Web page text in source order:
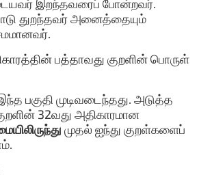
இறந்தவரைப் போன்றவர்.
துறந்தவர் அனைத்தையும்
பத்தாவது குறளின் பொருள்
பகுதி முடிவடைந்தது. அடுத்த
32வது அதிகாரமான
முதல் ஐந்து குறள்களைப்